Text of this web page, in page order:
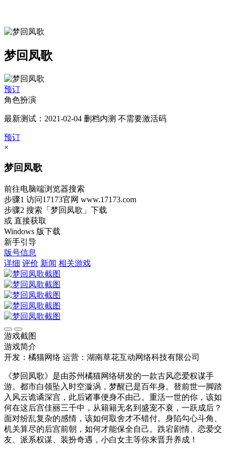
梦回凤歌
预订
角色扮演
最新测试：2021-02-04 删档内测 不需要激活码
预订
×
梦回凤歌
前往电脑端浏览器搜索
步骤1 访问17173官网 www.17173.com
步骤2 搜索 「梦回凤歌」 下载
或 直接获取
Windows 版下载
新手引导
版号信息
详细 评价 新闻 相关游戏
游戏截图
游戏简介
开发：橘猫网络 运营：湖南草花互动网络科技有限公司
《梦回凤歌》是由苏州橘猫网络研发的一款古风恋爱权谋手
游。都市白领坠入时空漩涡，梦醒已是百年身。替前世一脚踏
入风云诡谲深宫，此后诸事便身不由己。重活一世的你，该如
何在这后宫佳丽三千中，从籍籍无名到盛宠不衰，一跃成后？
面对纷乱复杂的感情，该如何取舍才不错付。身陷勾心斗角、
机关算尽的后宫前朝，如何才能保全自己。跌宕剧情、恋爱交
友、派系权谋、装扮奇遇，小白女主等你来晋升养成！